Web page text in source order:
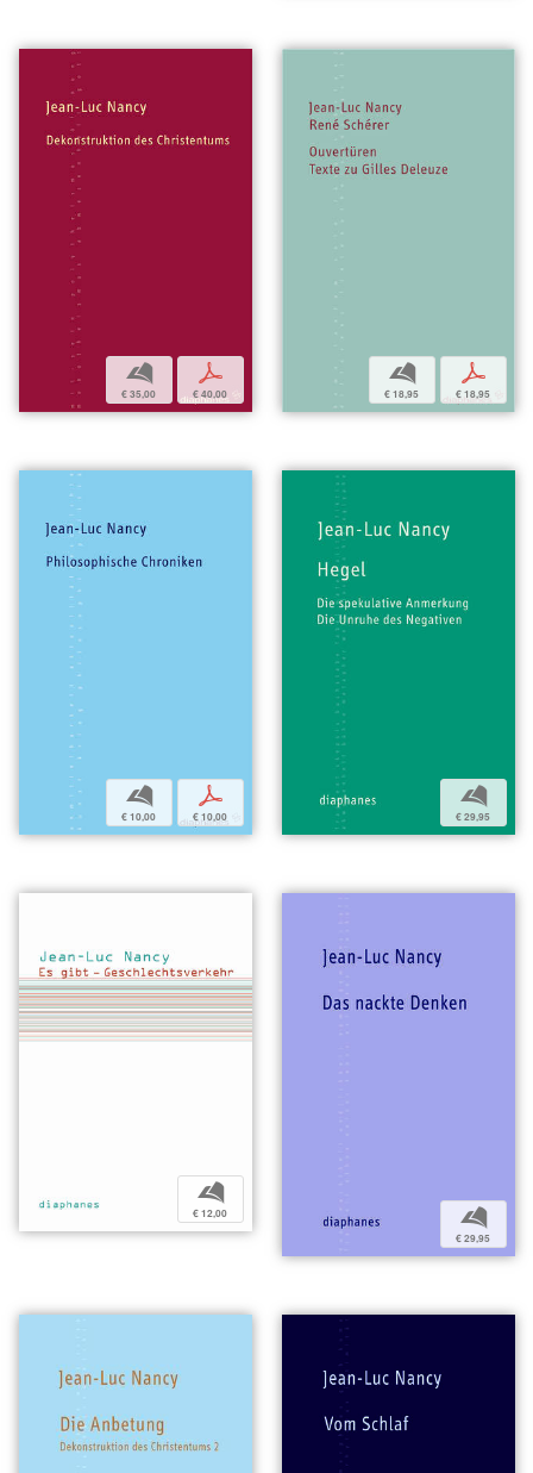
b
€ 35,00
p
€ 40,00
b
€ 18,95
p
€ 18,95
b
€ 10,00
p
€ 10,00
b
€ 29,95
b
€ 12,00 b
€ 29,95